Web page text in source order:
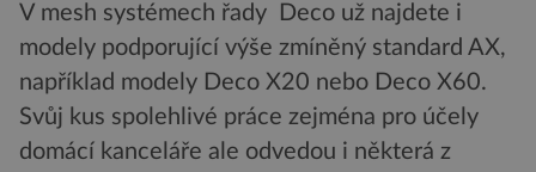
V mesh systémech řady Deco už najdete i
modely podporující výše zmíněný standard AX,
například modely Deco X20 nebo Deco X60.
Svůj kus spolehlivé práce zejména pro účely
domácí kanceláře ale odvedou i některá z